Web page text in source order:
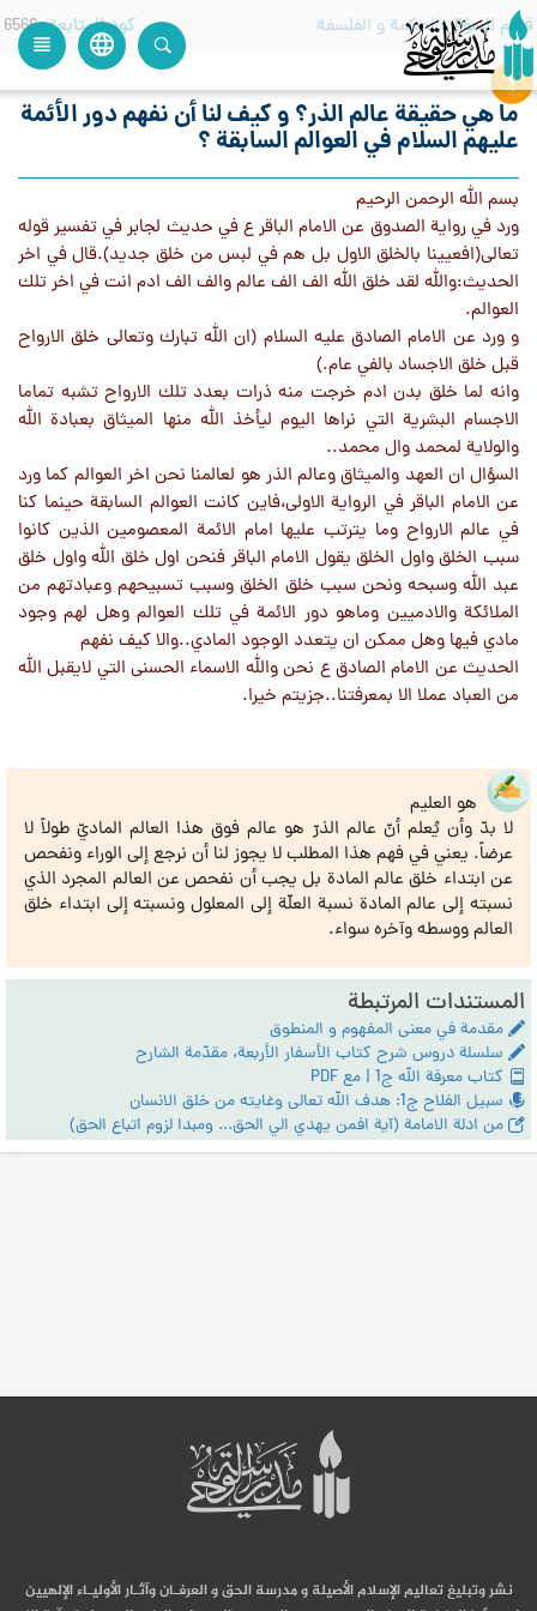
language
view_headline
قسم السؤال الحكمة و الفلسفة كود المتابعة 6566
ما هي حقيقة عالم الذر؟ و كيف لنا أن نفهم دور الأئمة
عليهم السلام في العوالم السابقة ؟
بسم الله الرحمن الرحيم
ورد في رواية الصدوق عن الامام الباقر ع في حديث لجابر في تفسير قوله
تعالى(افعيينا بالخلق الاول بل هم في لبس من خلق جديد).قال في اخر
الحديث:والله لقد خلق الله الف الف عالم والف الف ادم انت في اخر تلك
العوالم.
و ورد عن الامام الصادق عليه السلام (ان الله تبارك وتعالى خلق الارواح
قبل خلق الاجساد بالفي عام.)
وانه لما خلق بدن ادم خرجت منه ذرات بعدد تلك الارواح تشبه تماما
الاجسام البشرية التي نراها اليوم ليأخذ الله منها الميثاق بعبادة الله
والولاية لمحمد وال محمد..
السؤال ان العهد والميثاق وعالم الذر هو لعالمنا نحن اخر العوالم كما ورد
عن الامام الباقر في الرواية الاولى،فاين كانت العوالم السابقة حينما كنا
في عالم الارواح وما يترتب عليها امام الائمة المعصومين الذين كانوا
سبب الخلق واول الخلق يقول الامام الباقر فنحن اول خلق الله واول خلق
عبد الله وسبحه ونحن سبب خلق الخلق وسبب تسبيحهم وعبادتهم من
الملائكة والادميين وماهو دور الائمة في تلك العوالم وهل لهم وجود
مادي فيها وهل ممكن ان يتعدد الوجود المادي..والا كيف نفهم
الحديث عن الامام الصادق ع نحن والله الاسماء الحسنى التي لايقبل الله
من العباد عملا الا بمعرفتنا..جزيتم خيرا.
هو العليم
لا بدّ وأن يُعلم أنّ عالم الذرّ هو عالم فوق هذا العالم الماديّ طولاً لا
عرضاً. يعني في فهم هذا المطلب لا يجوز لنا أن نرجع إلى الوراء ونفحص
عن ابتداء خلق عالم المادة بل يجب أن نفحص عن العالم المجرد الذي
نسبته إلى عالم المادة نسبة العلّة إلى المعلول ونسبته إلى ابتداء خلق
العالم ووسطه وآخره سواء.
المستندات المرتبطة
مقدمة في معنى المفهوم و المنطوق
سلسلة دروس شرح كتاب الأسفار الأربعة، مقدّمة الشارح
كتاب معرفة الله ج1 | مع PDF
سبيل الفلاح ج1: هدف الله تعالى وغايته من خلق الانسان
من ادلة الامامة (آية افمن يهدي الي الحق... ومبدا لزوم اتباع الحق)
نشر وتبليغ تعاليم الإسلام الأصيلة و مدرسة الحق و العرفـان وآثـار الأوليـاء الإلهيين